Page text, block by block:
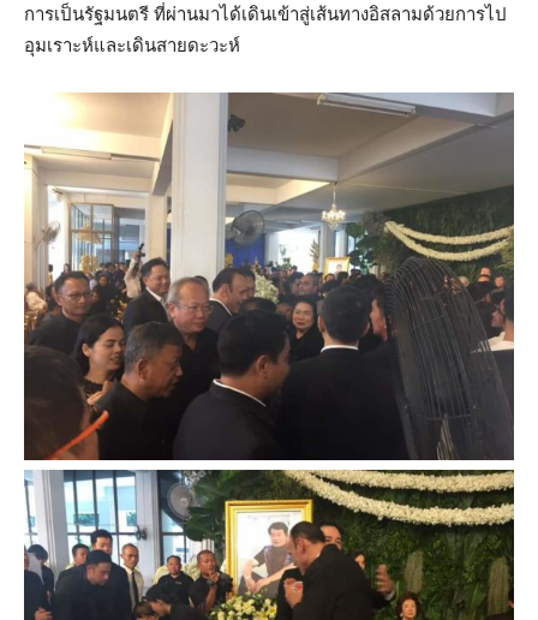
การเป็นรัฐมนตรี ที่ผ่านมาได้เดินเข้าสู่เส้นทางอิสลามด้วยการไป
อุมเราะห์และเดินสายดะวะห์